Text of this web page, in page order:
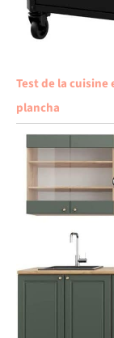
Test de la cuisine
plancha